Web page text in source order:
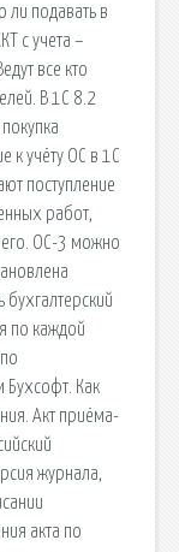
ли подавать в
с учета –
все кто
В 1С 8.2
к учёту ОС в 1С
поступление
работ,
ОС-3 можно
бухгалтерский
по каждой
Бухсофт. Как
Акт приёма-
журнала,
акта по